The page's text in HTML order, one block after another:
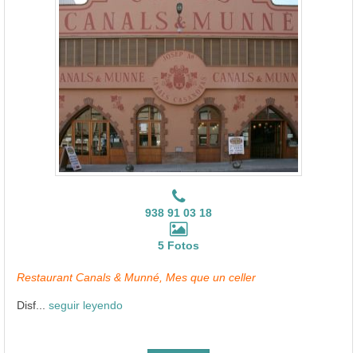
938 91 03 18
5 Fotos
Restaurant Canals & Munné, Mes que un celler
Disf... seguir leyendo